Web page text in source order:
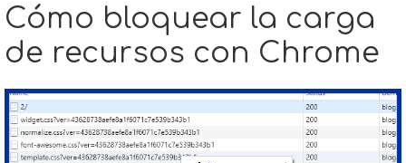
Cómo bloquear la carga
de recursos con Chrome